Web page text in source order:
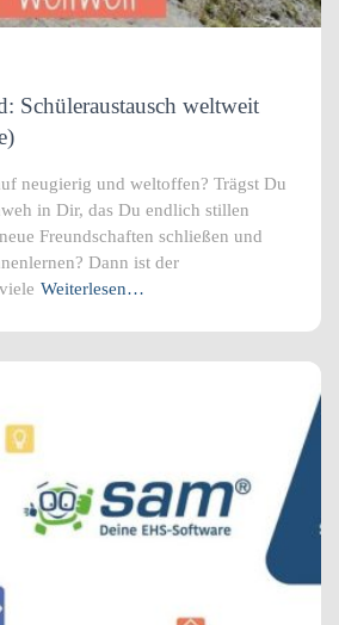
Schüleraustausch weltweit
neugierig und weltoffen? Trägst Du
in Dir, das Du endlich stillen
Freundschaften schließen und
Dann ist der
Weiterlesen…